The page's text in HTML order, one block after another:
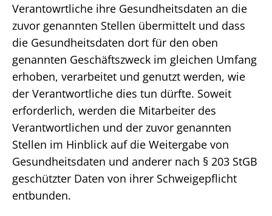
Verantowrtliche ihre Gesundheitsdaten an die
zuvor genannten Stellen übermittelt und dass
die Gesundheitsdaten dort für den oben
genannten Geschäftszweck im gleichen Umfang
erhoben, verarbeitet und genutzt werden, wie
der Verantwortliche dies tun dürfte. Soweit
erforderlich, werden die Mitarbeiter des
Verantwortlichen und der zuvor genannten
Stellen im Hinblick auf die Weitergabe von
Gesundheitsdaten und anderer nach § 203 StGB
geschützter Daten von ihrer Schweigepflicht
entbunden.